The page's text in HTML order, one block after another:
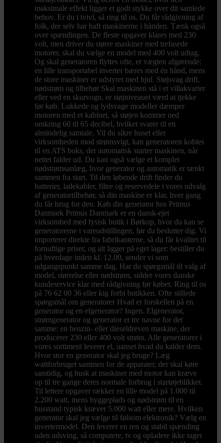
maksimale effekt ligger et godt stykke over dit samlede
behov. Er du i tvivl, så ring til os. Du får rådgivning af
folk, der selv har haft maskinerne i hånden. Tænk også
over spændingen. De fleste opgaver klares med 230
volt, men driver du større maskiner med trefasede
motorer, skal du vælge en model med 400 volt udtag.
Og skal generatoren flyttes ofte, er vægten afgørende:
en lille transportabel inverter bæres med én hånd, mens
de store maskiner er udstyret med hjul. Støjsvag drift,
nødstrøm og tilbehør Skal maskinen stå i et villakvarter
eller ved en skurvogn, er støjniveauet værd at tjekke
før køb. Lukkede og lydsvage modeller dæmper
motoren med et kabinet, så støjen kommer ned
omkring 60 til 65 decibel, hvilket svarer til en
almindelig samtale. Vil du sikre huset eller
virksomheden mod strømsvigt, kan generatoren kobles
til en ATS boks, der automatisk starter maskinen, når
nettet falder ud. Du kan også vælge et komplet
nødstrømsanlæg, hvor generator og automatik er tænkt
sammen fra start. Til den løbende drift finder du
batterier, ladekabler, filtre og reservedele i vores udvalg
af generatortilbehør, så din maskine er klar, hver gang
du får brug for den. Køb din generator hos Primus
Danmark Primus Danmark er en dansk-ejet
virksomhed med fysisk butik i Børkop, hvor du kan se
generatorerne i vareudstillingen, før du beslutter dig. Vi
importerer direkte fra fabrikanterne, så du får kvalitet til
fornuftige priser, og alt ligger på eget lager: bestiller du
på hverdage inden kl. 12.00, sender vi som
udgangspunkt samme dag. Har du spørgsmål til valg af
model, størrelse eller nødstrøm, sidder vores danske
kundeservice klar med rådgivning før købet. Ring til os
på 76 62 00 36 eller kig forbi butikken. Ofte stillede
spørgsmål om generatorer Hvad er forskellen på en
generator og en elgenerator? Ingen. Elgenerator,
strømgenerator og generator er tre navne for det
samme: en benzin- eller dieseldreven maskine, der
producerer 230 eller 400 volt strøm. Alle generatorer i
vores sortiment leverer el, uanset hvad du kalder dem.
Hvor stor en generator skal jeg bruge? Læg
wattforbruget sammen for de apparater, der skal køre
samtidig, og husk at maskiner med motor kan kræve
op til tre gange deres normale forbrug i startøjeblikket.
Til lettere opgaver rækker en lille model på 1.000 til
2.200 watt, mens byggeplads og nødstrøm til en
husstand typisk kræver 5.000 watt eller mere. Hvilken
generator skal jeg vælge til følsom elektronik? Vælg en
invertermodel. Den leverer en ren og stabil spænding
uden udsving, så computere, tv og opladere ikke tager